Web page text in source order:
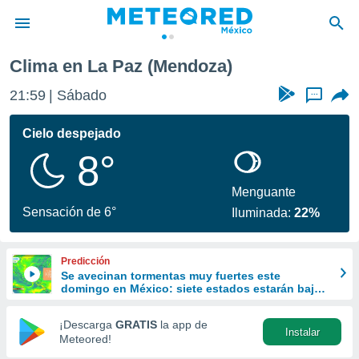
de
ha sido
calidad.
a este
las
y
forma
digital
basada
Clima en La Paz (Mendoza)
21:59 Sábado ...
Cielo despejado
8°
Sensación de 6°
Menguante
Iluminada:22%
Predicción
Se avecinan tormentas muy fuertes este
domingo en México: siete estados estarán bajo
¡Descarga GRATIS la app de
Meteored!
Instalar